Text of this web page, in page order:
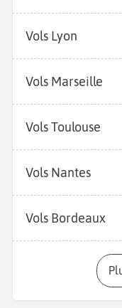
Vols Lyon
Vols Marseille
Vols Toulouse
Vols Nantes
Vols Bordeaux